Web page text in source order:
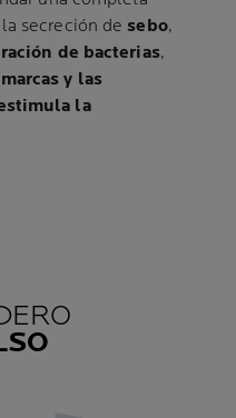
la secreción de sebo,
de bacterias,
y las
la